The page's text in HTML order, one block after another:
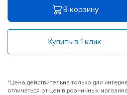
В корзину
Купить в 1 клик
*Цена действительна только для
отличаться от цен в розничных